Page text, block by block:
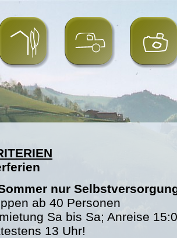
nur
ab 40 Personen
Sa bis Sa; Anreise
13 Uhr!